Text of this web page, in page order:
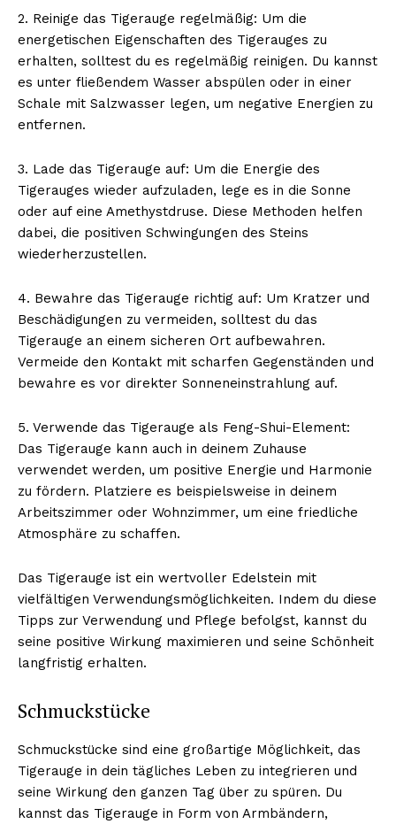
2. Reinige das Tigerauge regelmäßig: Um die
energetischen Eigenschaften des Tigerauges zu
erhalten, solltest du es regelmäßig reinigen. Du kannst
es unter fließendem Wasser abspülen oder in einer
Schale mit Salzwasser legen, um negative Energien zu
entfernen.
3. Lade das Tigerauge auf: Um die Energie des
Tigerauges wieder aufzuladen, lege es in die Sonne
oder auf eine Amethystdruse. Diese Methoden helfen
dabei, die positiven Schwingungen des Steins
wiederherzustellen.
4. Bewahre das Tigerauge richtig auf: Um Kratzer und
Beschädigungen zu vermeiden, solltest du das
Tigerauge an einem sicheren Ort aufbewahren.
Vermeide den Kontakt mit scharfen Gegenständen und
bewahre es vor direkter Sonneneinstrahlung auf.
5. Verwende das Tigerauge als Feng-Shui-Element:
Das Tigerauge kann auch in deinem Zuhause
verwendet werden, um positive Energie und Harmonie
zu fördern. Platziere es beispielsweise in deinem
Arbeitszimmer oder Wohnzimmer, um eine friedliche
Atmosphäre zu schaffen.
Das Tigerauge ist ein wertvoller Edelstein mit
vielfältigen Verwendungsmöglichkeiten. Indem du diese
Tipps zur Verwendung und Pflege befolgst, kannst du
seine positive Wirkung maximieren und seine Schönheit
langfristig erhalten.
Schmuckstücke
Schmuckstücke sind eine großartige Möglichkeit, das
Tigerauge in dein tägliches Leben zu integrieren und
seine Wirkung den ganzen Tag über zu spüren. Du
kannst das Tigerauge in Form von Armbändern,